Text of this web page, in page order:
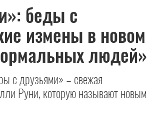
беды с
измены в новом
людей»
с друзьями» – свежая
Руни, которую называют новым